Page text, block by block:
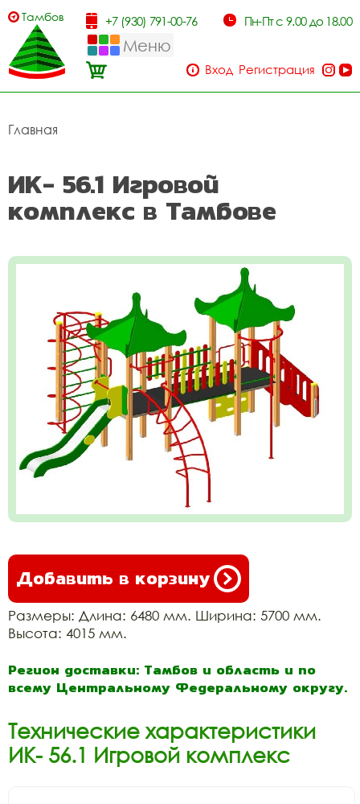
Тамбов +7 (930) 791-00-76 Пн-Пт с 9.00 до 18.00
Меню
Вход Регистрация
Главная
ИК- 56.1 Игровой
комплекс в Тамбове
Добавить в корзину
Размеры: Длина: 6480 мм. Ширина: 5700 мм.
Высота: 4015 мм.
Регион доставки: Тамбов и область и по
всему Центральному Федеральному округу.
Технические характеристики
ИК- 56.1 Игровой комплекс